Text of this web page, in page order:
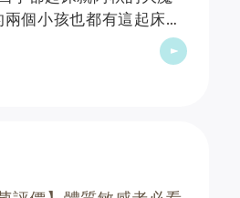
個小孩也都有這起床就
麻哭)特別是換季的時候更
充益生菌就是我的最大